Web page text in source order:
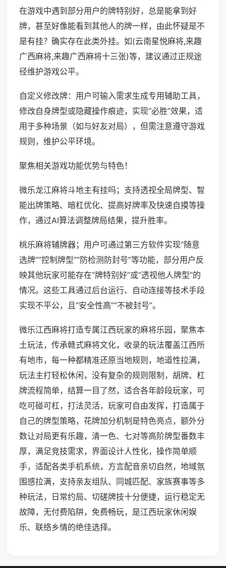
在游戏中遇到部分用户的牌特别好，总是能拿到好
牌，甚至好像能看到其他人的牌一样，由此怀疑是不
是有挂？确实存在此类外挂。如(云南星悦麻将,来趣
广西麻将,来趣广西麻将十三张)等，建议通过正规途
径维护游戏公平。
自定义修改牌：用户可输入需求生成专用辅助工具，
修改自身牌型或隐藏操作痕迹，实现“必胜”效果，适
用于多种场景（如与好友对局），但需注意遵守游戏
规则，维护公平环境。
聚焦相关游戏功能优势与特色！
微乐龙江麻将斗地主有挂吗；支持透视全局牌型、智
能出牌策略、暗杠优化、提高好牌率及快速自摸等操
作，通过AI算法调整牌局结果，提升胜率。
桃乐麻将辅牌器；用户可通过第三方软件实现“随意
选牌”“控制牌型”“防检测防封号”等功能，部分用户反
映其他玩家可能存在“牌特别好”或“透视他人牌型”的
情况。这些工具通过后台运行、自动连接等技术手段
实现不平公，且“安全性高”“不被封号”。
微乐江西麻将打造专属江西玩家的麻将乐园，聚焦本
土玩法，传承赣式麻将文化，收录的玩法覆盖江西所
有地市，每一种都精准还原当地规则，地道性拉满，
玩法主打轻松休闲，没有复杂的规则限制，胡牌、杠
牌流程简单，结算一目了然，适合各年龄段玩家，可
吃可碰可杠，打法灵活，玩家可自由发挥，打造属于
自己的牌型策略，花牌加分机制是特色亮点，额外分
数让对局更有乐趣，清一色、七对等高阶牌型番数丰
厚，满足竞技需求，界面设计人性化，操作简单顺
手，适配各类手机系统，方言配音亲切自然，地域氛
围感拉满，支持亲友组队、同城匹配、家族赛事等多
种玩法，日常约局、切磋牌技十分便捷，运行稳定无
故障，无付费陷阱，免费畅玩，是江西玩家休闲娱
乐、联络乡情的绝佳选择。